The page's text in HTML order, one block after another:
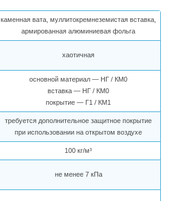
каменная вата, муллитокремнеземистая вставка,
армированная алюминиевая фольга
хаотичная
основной материал — НГ / КМ0
вставка — НГ / КМ0
покрытие — Г1 / КМ1
требуется дополнительное защитное покрытие
при использовании на открытом воздухе
100 кг/м³
не менее 7 кПа